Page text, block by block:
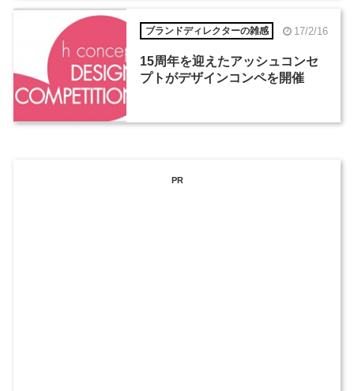
ブランドディレクターの雑感 17/2/16
15周年を迎えたアッシュコンセ
プトがデザインコンペを開催
PR